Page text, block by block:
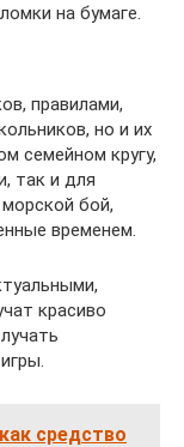
на бумаге.
правилами,
но и их
семейном кругу,
так и для
бой,
временем.
красиво
средство